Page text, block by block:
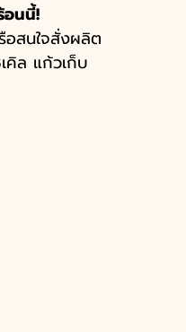
อนนี้!
อสนใจสั่งผลิต
คิล แก้วเก็บ